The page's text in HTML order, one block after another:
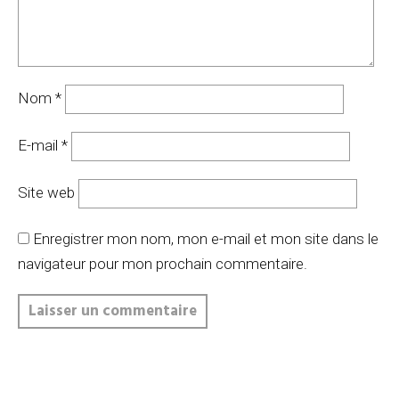
Nom *
E-mail *
Site web
Enregistrer mon nom, mon e-mail et mon site dans le
navigateur pour mon prochain commentaire.